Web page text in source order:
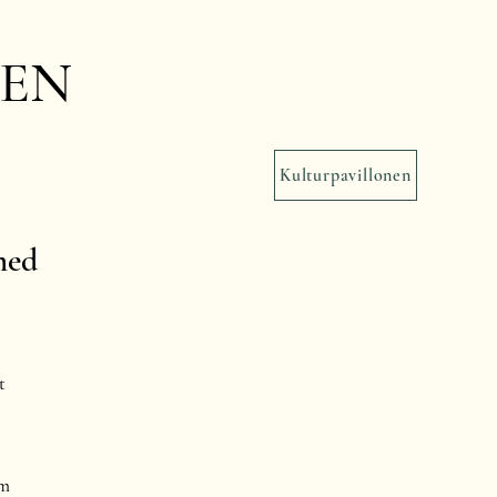
Kulturpavillonen